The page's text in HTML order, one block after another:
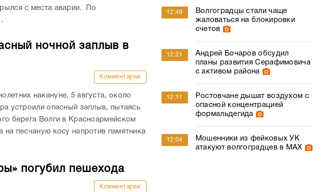
с места аварии. По
ночной заплыв в
Комментарии
накануне, 5 августа, около
устроили опасный заплыв, пытаясь
берега Волги в Красноармейском
на песчаную косу напротив памятника
погубил пешехода
Комментарии
12:49
Волгоградцы стали чаще
жаловаться на блокировки
счетов
12:21
Андрей Бочаров обсудил
планы развития Серафимовича
с активом района
12:11
Ростовчане дышат воздухом с
опасной концентрацией
формальдегида
12:04
Мошенники из фейковых УК
атакуют волгоградцев в МАХ